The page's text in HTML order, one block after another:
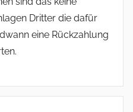
Dritter die dafür
eine Rückzahlung